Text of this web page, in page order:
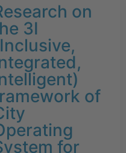
on
3I
of
for